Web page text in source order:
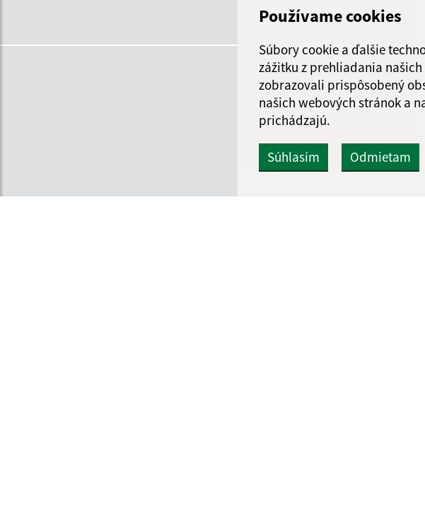
Používame cookies
Súbory cookie a ďalšie
zážitku z prehliadania
zobrazovali prispôsobený
našich webových stránok a
prichádzajú.
Súhlasím Odmietam